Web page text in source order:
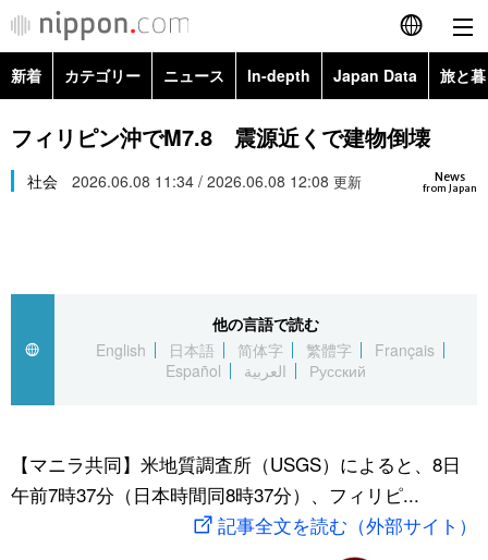
English
简体字
繁體字
العربية
社会
旅と暮らし
新着 カテゴリー ニュース In-depth Japan Data 旅と
政治・外交
経済・ビジネス
社会
文化
科学・技術
暮らし
Topics
Images
お知らせ
フィリピン沖でM7.8 震源近くで建物倒壊
News
from Japan
社会 2026.06.08 11:34 / 2026.06.08 12:08 更新
他の言語で読む
English
日本語 简体字 繁體字
Français
Español
العربية Русский
【マニラ共同】米地質調査所（USGS）によると、8日
午前7時37分（日本時間同8時37分）、フィリピ...
記事全文を読む（外部サイト）